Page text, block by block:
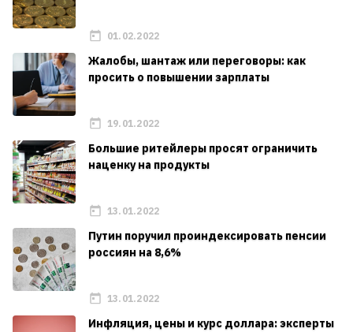
01.02.2022
Жалобы, шантаж или переговоры: как
просить о повышении зарплаты
19.01.2022
Большие ритейлеры просят ограничить
наценку на продукты
13.01.2022
Путин поручил проиндексировать пенсии
россиян на 8,6%
13.01.2022
Инфляция, цены и курс доллара: эксперты